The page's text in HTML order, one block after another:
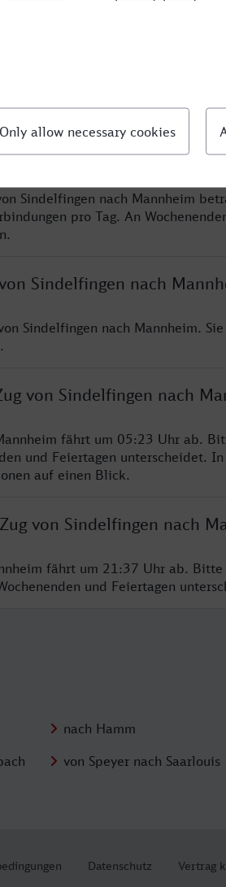
von Sindelfingen nach
Sindelfingen nach Mannheim
pro Tag. An
Sindelfingen nach
Sindelfingen nach Mannheim. Sie
von Sindelfingen nach
fährt um 05:23 Uhr ab.
und Feiertagen unterscheidet.
auf einen Blick.
von Sindelfingen nach
fährt um 21:37 Uhr ab. Bitte
und Feiertagen
nach Hamm
von Speyer nach Saarlouis
Datenschutz Vertrag